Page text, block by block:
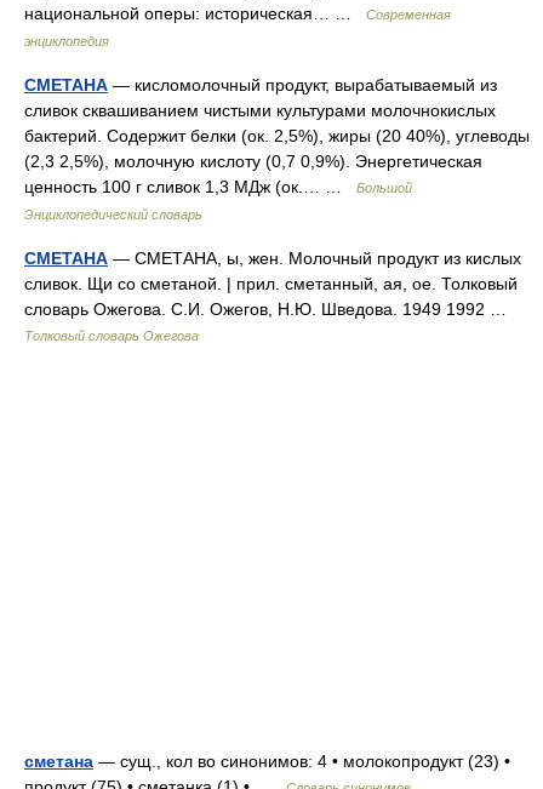
национальной оперы: историческая… …
Современная
энциклопедия
СМЕТАНА — кисломолочный продукт, вырабатываемый из
сливок сквашиванием чистыми культурами молочнокислых
бактерий. Содержит белки (ок. 2,5%), жиры (20 40%), углеводы
(2,3 2,5%), молочную кислоту (0,7 0,9%). Энергетическая
ценность 100 г сливок 1,3 МДж (ок.… …
Большой
Энциклопедический словарь
СМЕТАНА — СМЕТАНА, ы, жен. Молочный продукт из кислых
сливок. Щи со сметаной. | прил. сметанный, ая, ое. Толковый
словарь Ожегова. С.И. Ожегов, Н.Ю. Шведова. 1949 1992 …
Толковый словарь Ожегова
сметана — сущ., кол во синонимов: 4 • молокопродукт (23) •